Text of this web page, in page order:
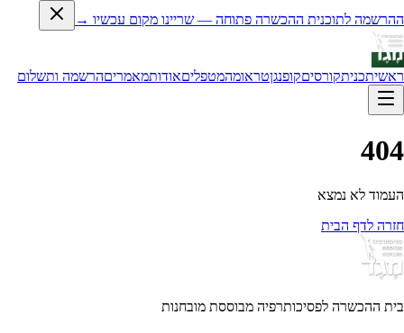
ההרשמה לתוכנית ההכשרה פתוחה — שריינו מקום עכשיו →
ראשיתכניתקורסיםקופנגןטראומהמטפליםאודותמאמריםהרשמה ותשלום
404
העמוד לא נמצא
חזרה לדף הבית
בית ההכשרה לפסיכותרפיה מבוססת מובחנות